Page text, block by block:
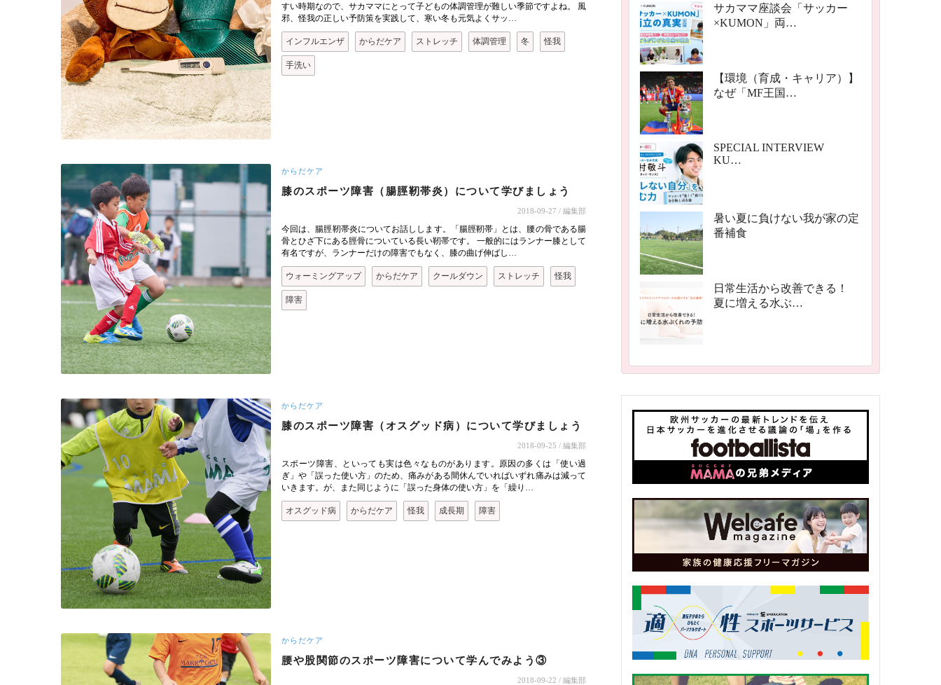
すい時期なので、サカママにとって子どもの体調管理が難しい季節ですよね。 風
邪、怪我の正しい予防策を実践して、寒い冬も元気よくサッ…
インフルエンザ からだケア ストレッチ 体調管理 冬 怪我
手洗い
からだケア
膝のスポーツ障害（腸脛靭帯炎）について学びましょう
2018-09-27 / 編集部
今回は、腸脛靭帯炎についてお話しします。「腸脛靭帯」とは、腰の骨である腸
骨とひざ下にある脛骨についている長い靭帯です。 一般的にはランナー膝として
有名ですが、ランナーだけの障害でもなく、膝の曲げ伸ばし…
ウォーミングアップ からだケア クールダウン ストレッチ 怪我
障害
からだケア
膝のスポーツ障害（オスグッド病）について学びましょう
2018-09-25 / 編集部
スポーツ障害、といっても実は色々なものがあります。原因の多くは「使い過
ぎ」や「誤った使い方」のため、痛みがある間休んでいればいずれ痛みは減って
いきます。が、また同じように「誤った身体の使い方」を「繰り…
オスグッド病 からだケア 怪我 成長期 障害
からだケア
腰や股関節のスポーツ障害について学んでみよう③
2018-09-22 / 編集部
サカママ座談会「サッカー
×KUMON」両…
【環境（育成・キャリア）】
なぜ「MF王国…
SPECIAL INTERVIEW
KU…
暑い夏に負けない我が家の定
番補食
日常生活から改善できる！
夏に増える水ぶ…